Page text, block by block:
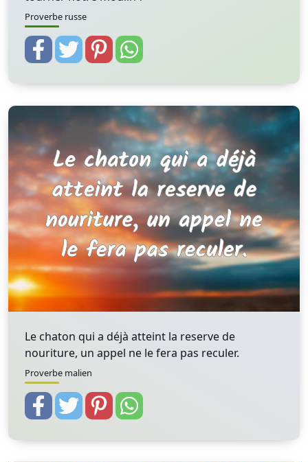
Proverbe russe
Le chaton qui a déjà atteint la reserve de
nouriture, un appel ne le fera pas reculer.
Proverbe malien